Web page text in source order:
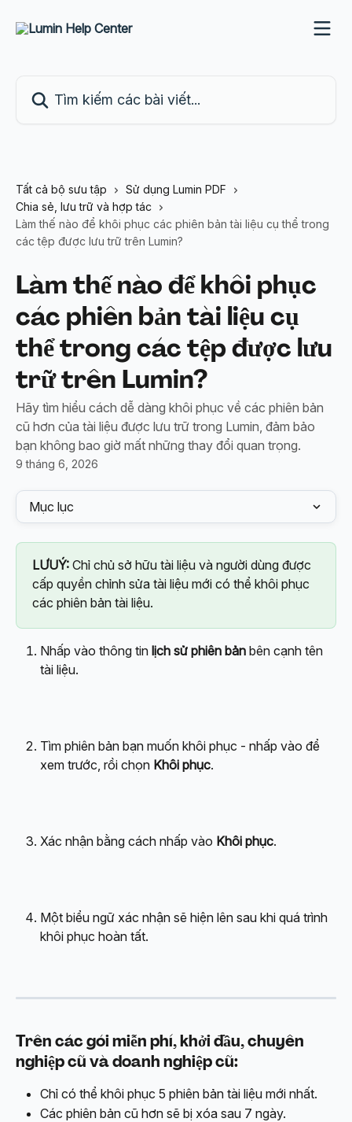
Tất cả bộ sưu tập
Sử dụng Lumin PDF
Chia sẻ, lưu trữ và hợp tác
Làm thế nào để khôi phục các phiên bản tài liệu cụ thể trong
các tệp được lưu trữ trên Lumin?
Làm thế nào để khôi phục
các phiên bản tài liệu cụ
thể trong các tệp được lưu
trữ trên Lumin?
Hãy tìm hiểu cách dễ dàng khôi phục về các phiên bản
cũ hơn của tài liệu được lưu trữ trong Lumin, đảm bảo
bạn không bao giờ mất những thay đổi quan trọng.
9 tháng 6, 2026
Mục lục
LƯUÝ: Chỉ chủ sở hữu tài liệu và người dùng được
cấp quyền chỉnh sửa tài liệu mới có thể khôi phục
các phiên bản tài liệu.
Nhấp vào thông tin lịch sử phiên bản bên cạnh tên
tài liệu.
Tìm phiên bản bạn muốn khôi phục - nhấp vào để
xem trước, rồi chọn Khôi phục.
Xác nhận bằng cách nhấp vào Khôi phục.
Một biểu ngữ xác nhận sẽ hiện lên sau khi quá trình
khôi phục hoàn tất.
Trên các gói miễn phí, khởi đầu, chuyên
nghiệp cũ và doanh nghiệp cũ:
Chỉ có thể khôi phục 5 phiên bản tài liệu mới nhất.
Các phiên bản cũ hơn sẽ bị xóa sau 7 ngày.